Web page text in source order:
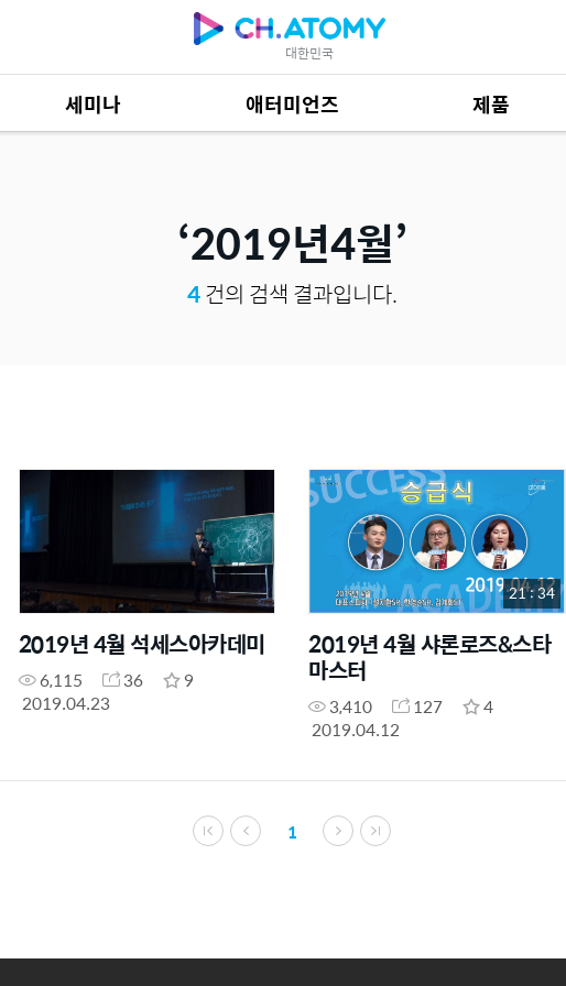
대한민국
세미나 애터미언즈 제품
제품 자료685
2019년4월
4건의 검색 결과입니다.
2019년 4월 석세스아카데미
6,115 36
9
2019.04.23
21 : 34
2019년 4월 샤론로즈&스타
마스터
3,410 127
4
2019.04.12
1